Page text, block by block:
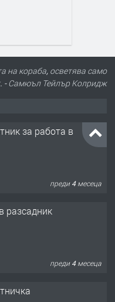
на кораба, осветява само
- Самюъл Тейлър Колридж
за работа в
преди 4 месеца
разсадник
преди 4 месеца